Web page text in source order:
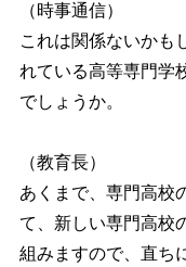
（時事通信）
これは関係ないかも
れている高等専門学
でしょうか。
（教育長）
あくまで、専門高校
て、新しい専門高校
組みますので、直ち